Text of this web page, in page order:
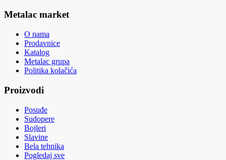
Metalac market
O nama
Prodavnice
Katalog
Metalac grupa
Politika kolačića
Proizvodi
Posuđe
Sudopere
Bojleri
Slavine
Bela tehnika
Pogledaj sve